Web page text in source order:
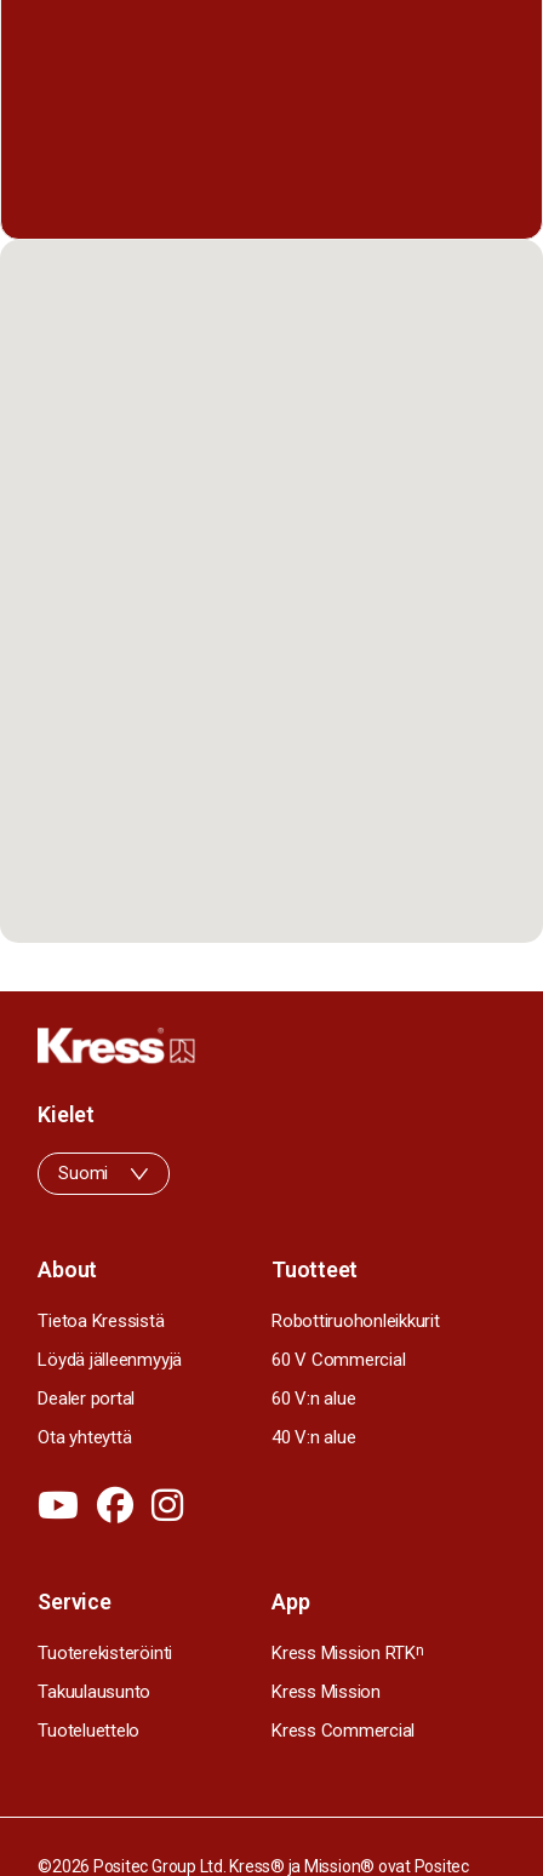
About
Tietoa Kressistä
Löydä jälleenmyyjä
Dealer portal
Ota yhteyttä
Tuotteet
Robottiruohonleikkurit
60 V Commercial
60 V:n alue
40 V:n alue
Service
Tuoterekisteröinti
Takuulausunto
Tuoteluettelo
App
Kress Mission RTKn
Kress Mission
Kress Commercial
Kielet
Suomi
©2026 Positec Group Ltd. Kress® ja Mission® ovat Positec